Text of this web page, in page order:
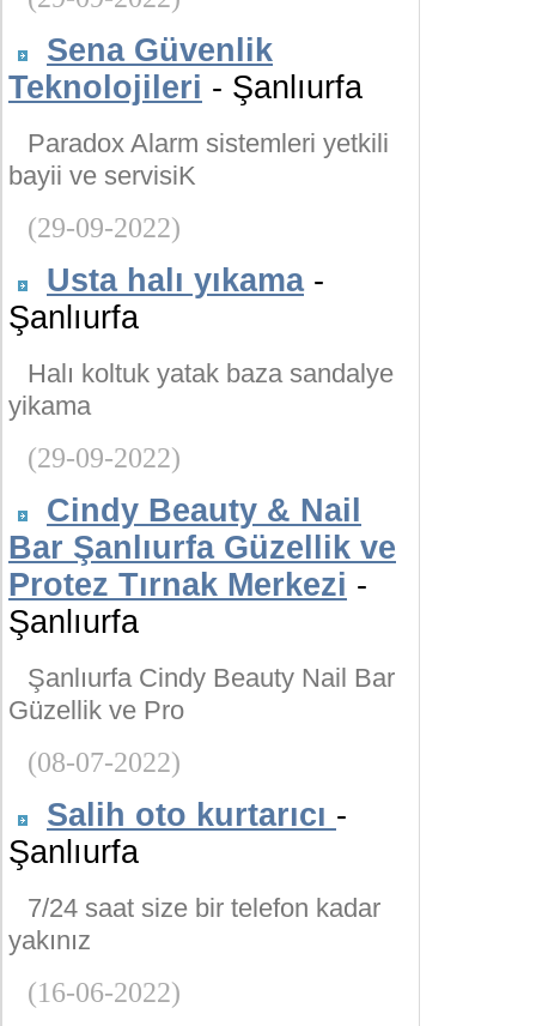
Sena Güvenlik
Teknolojileri - Şanlıurfa
Paradox Alarm sistemleri yetkili
bayii ve servisiK
(29-09-2022)
Usta halı yıkama-
Şanlıurfa
Halı koltuk yatak baza sandalye
yikama
(29-09-2022)
Cindy Beauty & Nail
Bar Şanlıurfa Güzellik ve
Protez Tırnak Merkezi -
Şanlıurfa
Şanlıurfa Cindy Beauty Nail Bar
Güzellik ve Pro
(08-07-2022)
Salih oto kurtarıcı -
Şanlıurfa
7/24 saat size bir telefon kadar
yakınız
(16-06-2022)